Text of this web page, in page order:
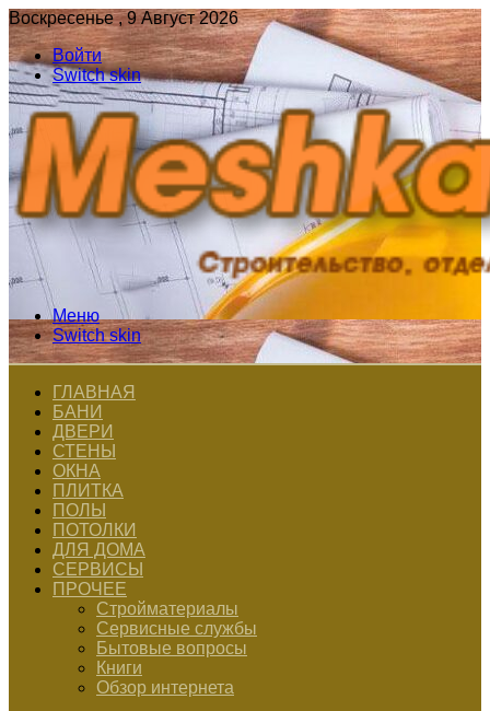
Воскресенье , 9 Август 2026
Войти
Switch skin
Меню
Switch skin
ГЛАВНАЯ
БАНИ
ДВЕРИ
СТЕНЫ
ОКНА
ПЛИТКА
ПОЛЫ
ПОТОЛКИ
ДЛЯ ДОМА
СЕРВИСЫ
ПРОЧЕЕ
Стройматериалы
Сервисные службы
Бытовые вопросы
Книги
Обзор интернета